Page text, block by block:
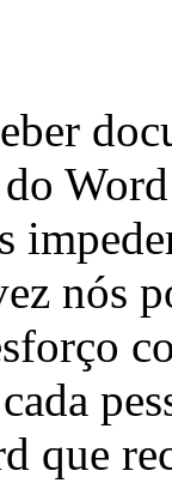
nós
que